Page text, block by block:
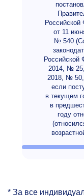
Российской
от 11
№ 540
Российской
2014, №
2018, № 50,
если
в текущем
в
году
* За все